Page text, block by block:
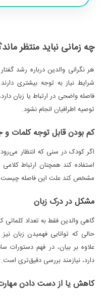
چه زمانی نباید منتظر
هر نگرانی والدین درباره رشد
شرایط نیاز به توجه بیشتری
فاصله واضحی در ارتباط یا زبان
توصیه اطرافیان انجام نشود.
کم بودن قابل توجه کلمات و
اگر کودک در سنی که انتظار
استفاده کند همچنان ارتباط
مشخص کند علت این فاصله
مشکل در درک زبان
گاهی والدین فقط به تعداد
حالی که توانایی فهمیدن زبان
علاوه بر بیان، در فهم
دارد، نیازمند بررسی دقیق‌تری است.
کاهش یا از دست دادن